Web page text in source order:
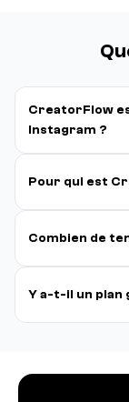
CreatorFlow
Instagram ?
Pour qui est
Combien de
Y a-t-il un plan